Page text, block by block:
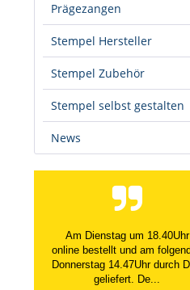
Prägezangen
Stempel Hersteller
Stempel Zubehör
Stempel selbst gestalten
News
Am Dienstag um 18.40Uhr
online bestellt und am
Donnerstag 14.47Uhr durch
geliefert. De...